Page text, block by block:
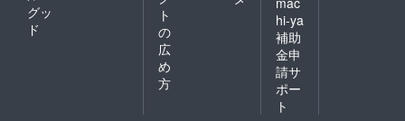
グッ
ド
ト
の
広
め
方
hi-ya
補助
金申
請サ
ポー
ト